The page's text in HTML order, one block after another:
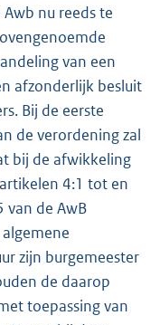
nu reeds te
van een
afzonderlijk besluit
Bij de eerste
de verordening zal
bij de afwikkeling
4:1 tot en
van de AwB
zijn burgemeester
de daarop
toepassing van